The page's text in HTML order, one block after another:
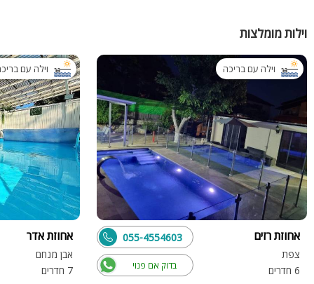
וילות מומלצות
וילה עם בריכה
אחוזת רזים
צפת
6 חדרים
בדוק אם פנוי
055-4554603
וילה עם
אחוזת אדר
אבן מנחם
7 חדרים